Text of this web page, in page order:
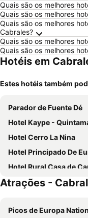
Quais são os melhores
Quais são os melhores
Quais são os melhores
Cabrales?
Quais são os melhores
Quais são os melhores
Hotéis em
Estes hotéis também
Parador de Fuente Dé
Hotel Kaype -
Hotel Cerro La Nina
Hotel Principado De
Hotel Rural Casa de
Conjunto Hotelero La
Albergue Cabrales
Atrações -
Picos de Europa